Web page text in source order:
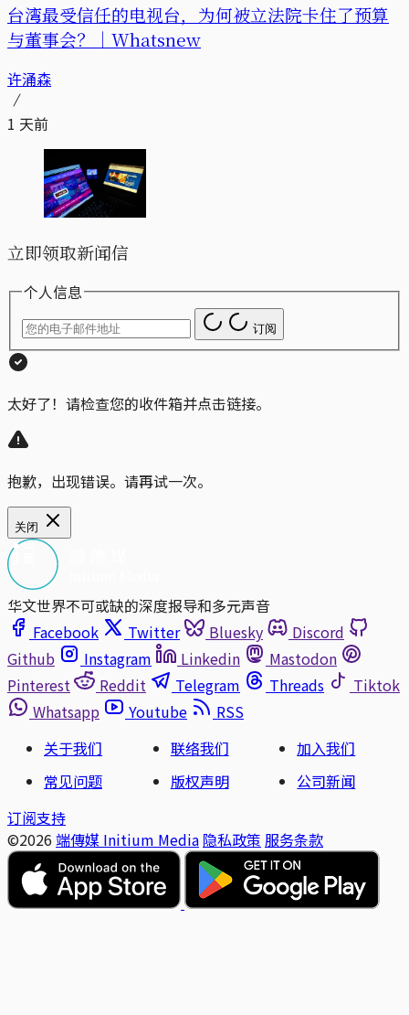
台湾最受信任的电视台，为何被立法院卡住了预算
与董事会？｜Whatsnew
许涌森
1 天前
立即领取新闻信
个人信息
订阅
太好了！请检查您的收件箱并点击链接。
抱歉，出现错误。请再试一次。
关闭
华文世界不可或缺的深度报导和多元声音
Facebook
Twitter Bluesky
Discord
Github
Instagram Linkedin
Mastodon
Pinterest
Reddit Telegram Threads
Tiktok
Whatsapp
Youtube
RSS
关于我们
联络我们
加入我们
常见问题
版权声明
公司新闻
订阅支持
©2026 端傳媒 Initium Media 隐私政策 服务条款